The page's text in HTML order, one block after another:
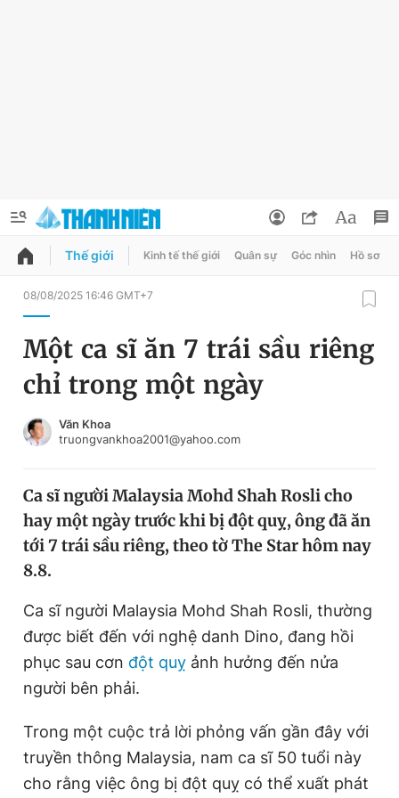
QUẢNG CÁO
Chuyên mục
Chuyên mục khác
Tin thị trường Tin 360
Video
Sản phẩm khác
Tiện ích Bạn cần biết
Thông tin tòa soạn Liên hệ quảng cáo
Đổi mật khẩu
Tin đã lưu
Tin đã xem
Đăng xuất
Thế giới Kinh tế thế giới Quân sự Góc nhìn Hồ sơ
08/08/2025 16:46 GMT+7
Một ca sĩ ăn 7 trái sầu riêng
chỉ trong một ngày
Văn Khoa
truongvankhoa2001@yahoo.com
Ca sĩ người Malaysia Mohd Shah Rosli cho
hay một ngày trước khi bị đột quỵ, ông đã ăn
tới 7 trái sầu riêng, theo tờ The Star hôm nay
8.8.
Ca sĩ người Malaysia Mohd Shah Rosli, thường
được biết đến với nghệ danh Dino, đang hồi
phục sau cơn đột quỵ ảnh hưởng đến nửa
người bên phải.
Trong một cuộc trả lời phỏng vấn gần đây với
truyền thông Malaysia, nam ca sĩ 50 tuổi này
cho rằng việc ông bị đột quỵ có thể xuất phát